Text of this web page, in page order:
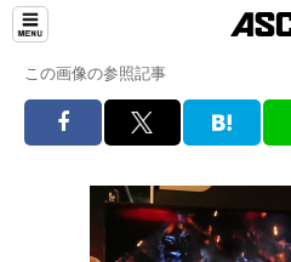
この画像の参照記事